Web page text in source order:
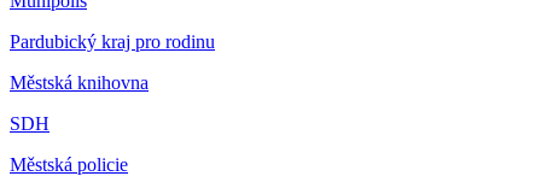
Pardubický kraj pro rodinu
Městská knihovna
SDH
Městská policie